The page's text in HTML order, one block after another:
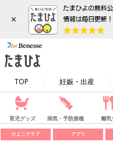
×
TOP 妊娠・出産
育児グッズ 病気・予防接種 離乳
ひよこクラブ アプリ